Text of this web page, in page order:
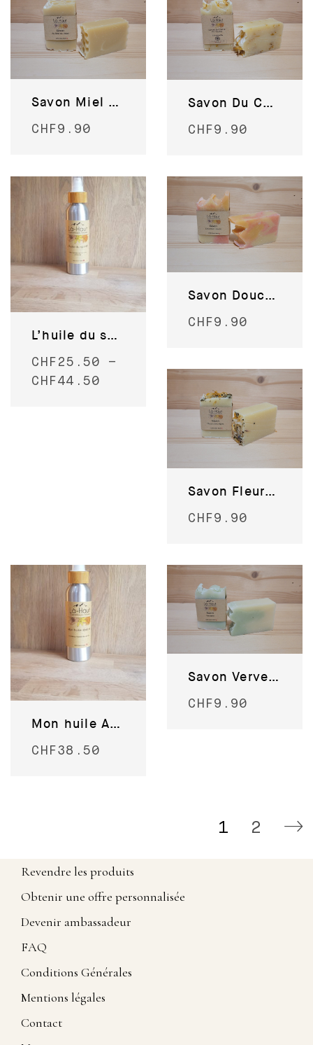
Savon Miel du Valais
CHF 9.90
Savon Du Cœur du Valais
CHF 9.90
L’huile du sportif
CHF 25.50 –
CHF 44.50
Savon Douceur Fleurie
CHF 9.90
Savon Fleurs des Alpes
CHF 9.90
Mon huile Abricot
CHF 38.50
Savon Verveine
CHF 9.90
1 2
Revendre les produits
Obtenir une offre personnalisée
Devenir ambassadeur
FAQ
Conditions Générales
Mentions légales
Contact